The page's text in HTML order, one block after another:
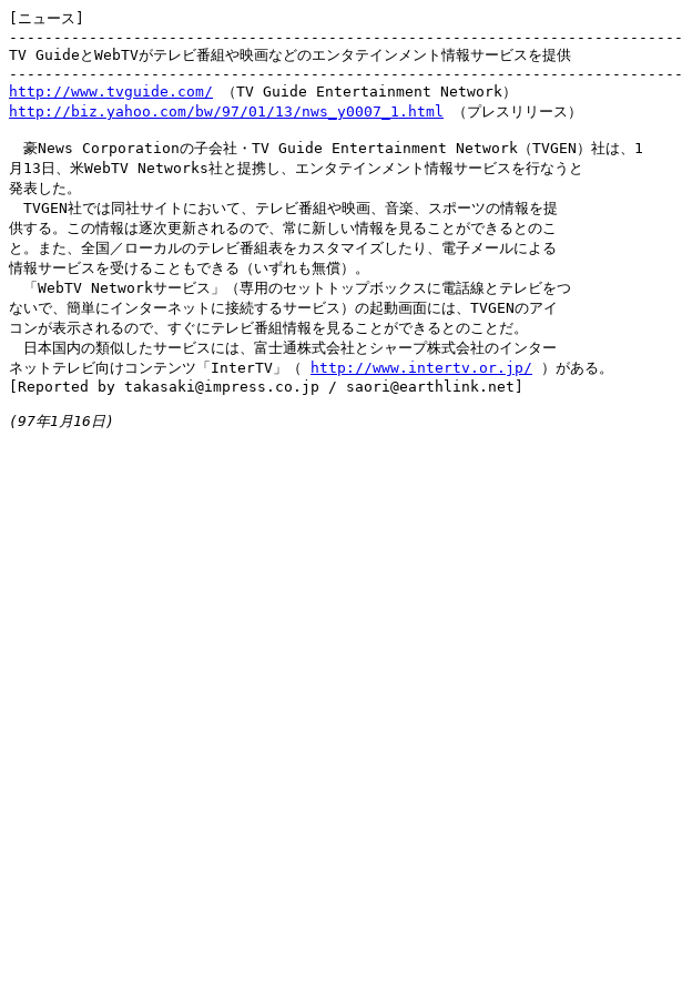
[ニュース]
----------------------------------------------------------------------------
TV GuideとWebTVがテレビ番組や映画などのエンタテインメント情報サービスを提供
http://www.tvguide.com/
http://biz.yahoo.com/bw/97/01/13/nws_y0007_1.html （プレスリリース）
豪News Corporationの子会社・TV Guide Entertainment Network（TVGEN）社は、1
月13日、米WebTV Networks社と提携し、エンタテインメント情報サービスを行なうと
発表した。
TVGEN社では同社サイトにおいて、テレビ番組や映画、音楽、スポーツの情報を提
供する。この情報は逐次更新されるので、常に新しい情報を見ることができるとのこ
と。また、全国／ローカルのテレビ番組表をカスタマイズしたり、電子メールによる
情報サービスを受けることもできる（いずれも無償）。
「WebTV Networkサービス」（専用のセットトップボックスに電話線とテレビをつ
ないで、簡単にインターネットに接続するサービス）の起動画面には、TVGENのアイ
コンが表示されるので、すぐにテレビ番組情報を見ることができるとのことだ。
日本国内の類似したサービスには、富士通株式会社とシャープ株式会社のインター
ネットテレビ向けコンテンツ「InterTV」（
http://www.intertv.or.jp/ ）がある。
[Reported by takasaki@impress.co.jp / saori@earthlink.net]
(97年1月16日)